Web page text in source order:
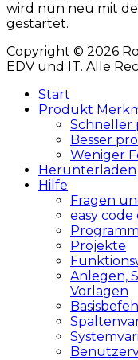
wird nun neu mit
gestartet.
Copyright © 2026
EDV und IT. Alle
Start
Produkt
Schneller
Besser
Weniger
Herunterladen
Hilfe
Fragen
easy
Projekte
Anlegen,
Vorlagen
Basisbefehl